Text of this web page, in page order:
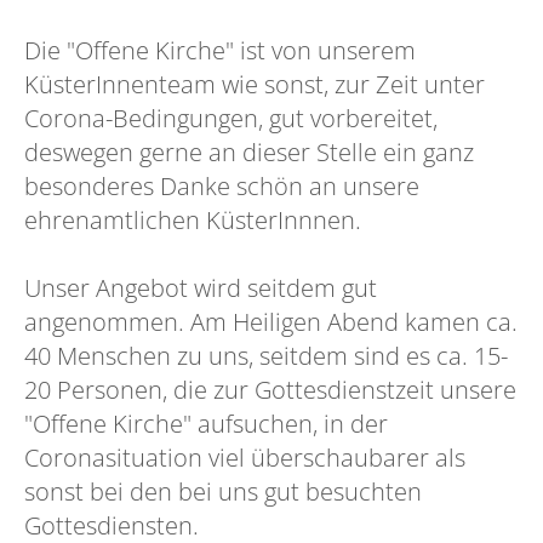
Die "Offene Kirche" ist von unserem
KüsterInnenteam wie sonst, zur Zeit unter
Corona-Bedingungen, gut vorbereitet,
deswegen gerne an dieser Stelle ein ganz
besonderes Danke schön an unsere
ehrenamtlichen KüsterInnnen.
Unser Angebot wird seitdem gut
angenommen. Am Heiligen Abend kamen ca.
40 Menschen zu uns, seitdem sind es ca. 15-
20 Personen, die zur Gottesdienstzeit unsere
"Offene Kirche" aufsuchen, in der
Coronasituation viel überschaubarer als
sonst bei den bei uns gut besuchten
Gottesdiensten.